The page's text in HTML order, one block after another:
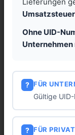
Ohne UID-
? FÜR
Gültige
? FÜR